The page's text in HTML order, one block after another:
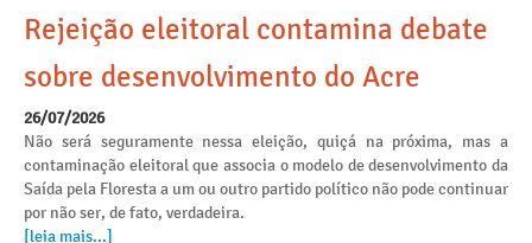
Rejeição eleitoral contamina debate
sobre desenvolvimento do Acre
26/07/2026
Não será seguramente nessa eleição, quiçá na próxima, mas a
contaminação eleitoral que associa o modelo de desenvolvimento da
Saída pela Floresta a um ou outro partido político não pode continuar
por não ser, de fato, verdadeira.
[leia mais...]